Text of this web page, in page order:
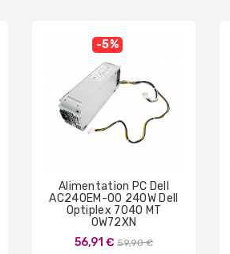
-5%
Alimentation PC Dell
AC240EM-00 240W Dell
Optiplex 7040 MT
0W72XN
56,91 € Prix
59,90 €